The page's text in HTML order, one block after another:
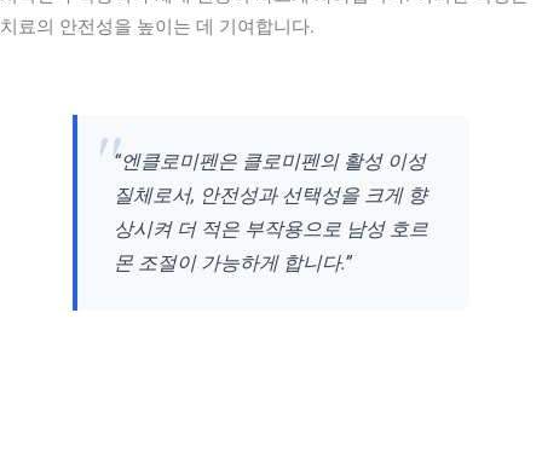
치료의 안전성을 높이는 데 기여합니다.
“엔클로미펜은 클로미펜의 활성 이성
질체로서, 안전성과 선택성을 크게 향
상시켜 더 적은 부작용으로 남성 호르
몬 조절이 가능하게 합니다.”